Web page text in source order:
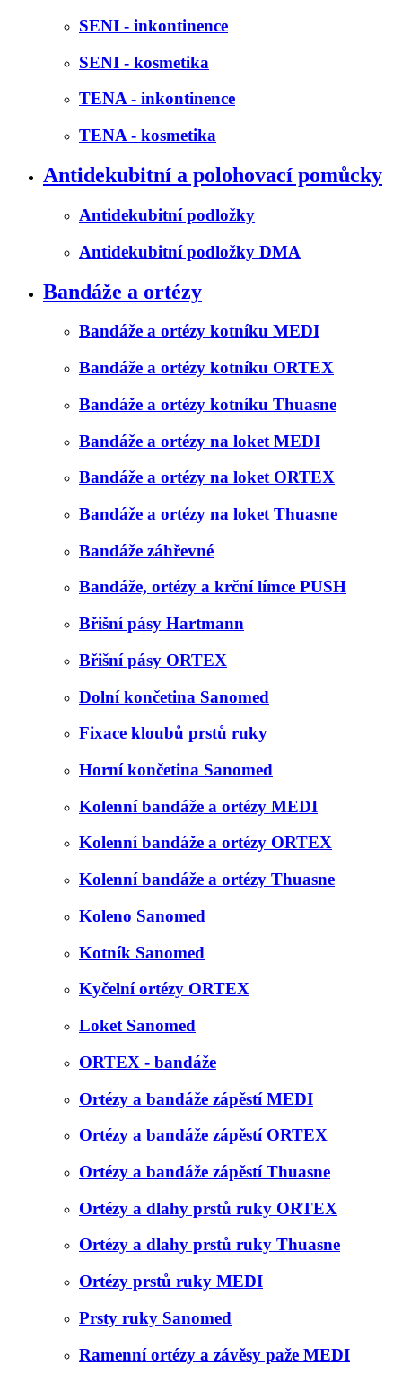
SENI - inkontinence
SENI - kosmetika
TENA - inkontinence
TENA - kosmetika
Antidekubitní a polohovací pomůcky
Antidekubitní podložky
Antidekubitní podložky DMA
Bandáže a ortézy
Bandáže a ortézy kotníku MEDI
Bandáže a ortézy kotníku ORTEX
Bandáže a ortézy kotníku Thuasne
Bandáže a ortézy na loket MEDI
Bandáže a ortézy na loket ORTEX
Bandáže a ortézy na loket Thuasne
Bandáže záhřevné
Bandáže, ortézy a krční límce PUSH
Břišní pásy Hartmann
Břišní pásy ORTEX
Dolní končetina Sanomed
Fixace kloubů prstů ruky
Horní končetina Sanomed
Kolenní bandáže a ortézy MEDI
Kolenní bandáže a ortézy ORTEX
Kolenní bandáže a ortézy Thuasne
Koleno Sanomed
Kotník Sanomed
Kyčelní ortézy ORTEX
Loket Sanomed
ORTEX - bandáže
Ortézy a bandáže zápěstí MEDI
Ortézy a bandáže zápěstí ORTEX
Ortézy a bandáže zápěstí Thuasne
Ortézy a dlahy prstů ruky ORTEX
Ortézy a dlahy prstů ruky Thuasne
Ortézy prstů ruky MEDI
Prsty ruky Sanomed
Ramenní ortézy a závěsy paže MEDI